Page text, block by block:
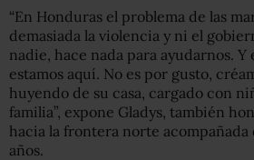
“En Honduras el problema de las
demasiada la violencia y ni el
nadie, hace nada para ayudarnos. Y
estamos aquí. No es por gusto,
huyendo de su casa, cargado con
familia”, expone Gladys, también
hacia la frontera norte acompañada
años.